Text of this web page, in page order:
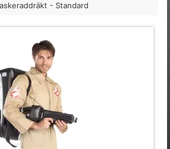
- Standard